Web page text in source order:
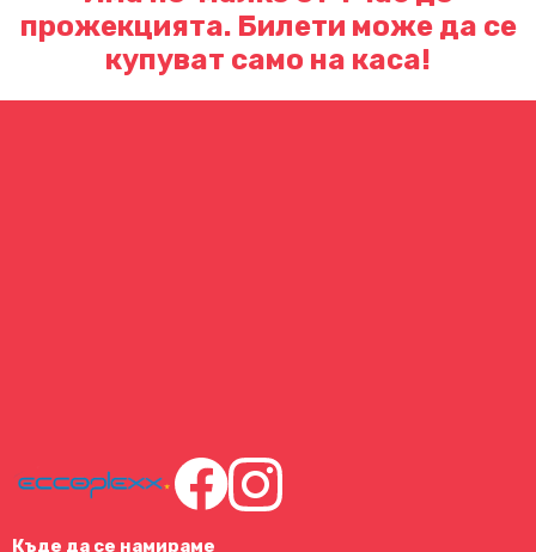
прожекцията. Билети може да се
купуват само на каса!
Къде да се намираме